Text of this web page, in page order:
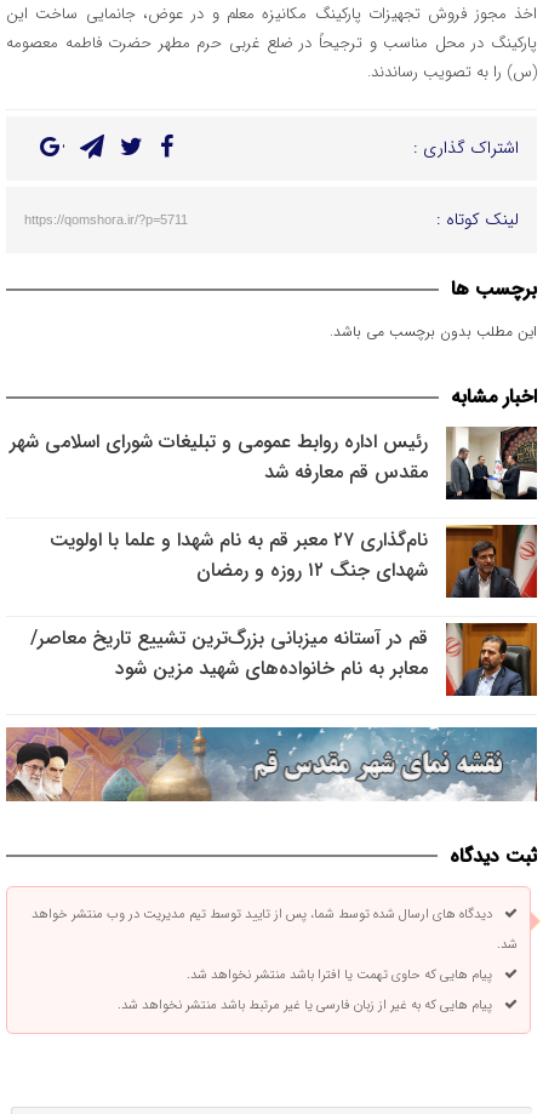
اخذ مجوز فروش تجهیزات پارکینگ مکانیزه معلم و در عوض، جانمایی ساخت این
پارکینگ در محل مناسب و ترجیحاً در ضلع غربی حرم مطهر حضرت فاطمه معصومه
(س) را به تصویب رساندند.
اشتراک گذاری :
لینک کوتاه : https://qomshora.ir/?p=5711
برچسب ها
این مطلب بدون برچسب می باشد.
اخبار مشابه
رئیس اداره روابط عمومی و تبلیغات شورای اسلامی شهر
مقدس قم معارفه شد
نام‌گذاری ۲۷ معبر قم به نام شهدا و علما با اولویت
شهدای جنگ ۱۲ روزه و رمضان
قم در آستانه میزبانی بزرگ‌ترین تشییع تاریخ معاصر/
معابر به نام خانواده‌های شهید مزین شود
ثبت دیدگاه
دیدگاه های ارسال شده توسط شما، پس از تایید توسط تیم مدیریت در وب منتشر خواهد
شد.
پیام هایی که حاوی تهمت یا افترا باشد منتشر نخواهد شد.
پیام هایی که به غیر از زبان فارسی یا غیر مرتبط باشد منتشر نخواهد شد.